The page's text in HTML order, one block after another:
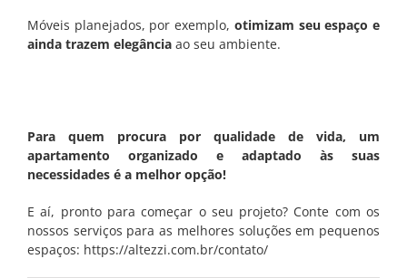
Móveis planejados, por exemplo, otimizam seu espaço e
ainda trazem elegância ao seu ambiente.
Para quem procura por qualidade de vida, um
apartamento organizado e adaptado às suas
necessidades é a melhor opção!
E aí, pronto para começar o seu projeto? Conte com os
nossos serviços para as melhores soluções em pequenos
espaços: https://altezzi.com.br/contato/